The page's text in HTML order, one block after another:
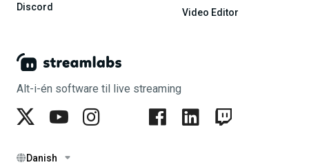
Alt-i-én software til live streaming
Danish
Discord
Video Editor